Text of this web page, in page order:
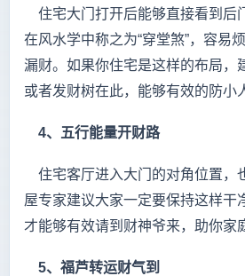
住宅大门打开后能够直接看到后
在风水学中称之为“穿堂煞”，容易
漏财。如果你住宅是这样的布局，
或者发财树在此，能够有效的防小
4、五行能量开财路
住宅客厅进入大门的对角位置，
屋专家建议大家一定要保持这样干
才能够有效请到财神爷来，助你家
5、福芦转运财气到